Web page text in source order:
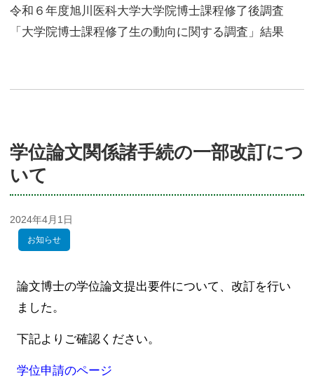
令和６年度旭川医科大学大学院博士課程修了後調査
「大学院博士課程修了生の動向に関する調査」結果
学位論文関係諸手続の一部改訂につ
いて
2024年4月1日
お知らせ
論文博士の学位論文提出要件について、改訂を行い
ました。
下記よりご確認ください。
学位申請のページ